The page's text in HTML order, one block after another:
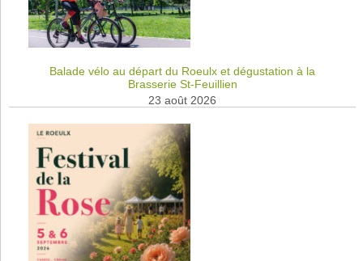
Balade vélo au départ du Roeulx et dégustation à la
Brasserie St-Feuillien
23 août 2026